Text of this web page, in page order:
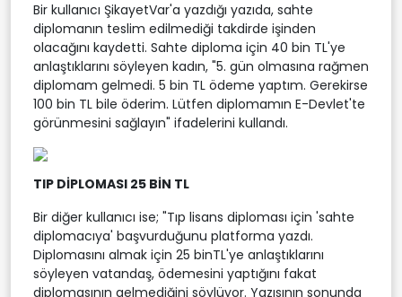
Bir kullanıcı ŞikayetVar'a yazdığı yazıda, sahte
diplomanın teslim edilmediği takdirde işinden
olacağını kaydetti. Sahte diploma için 40 bin TL'ye
anlaştıklarını söyleyen kadın, "5. gün olmasına rağmen
diplomam gelmedi. 5 bin TL ödeme yaptım. Gerekirse
100 bin TL bile öderim. Lütfen diplomamın E-Devlet'te
görünmesini sağlayın" ifadelerini kullandı.
TIP DİPLOMASI 25 BİN TL
Bir diğer kullanıcı ise; "Tıp lisans diploması için 'sahte
diplomacıya' başvurduğunu platforma yazdı.
Diplomasını almak için 25 binTL'ye anlaştıklarını
söyleyen vatandaş, ödemesini yaptığını fakat
diplomasının gelmediğini söylüyor. Yazısının sonunda